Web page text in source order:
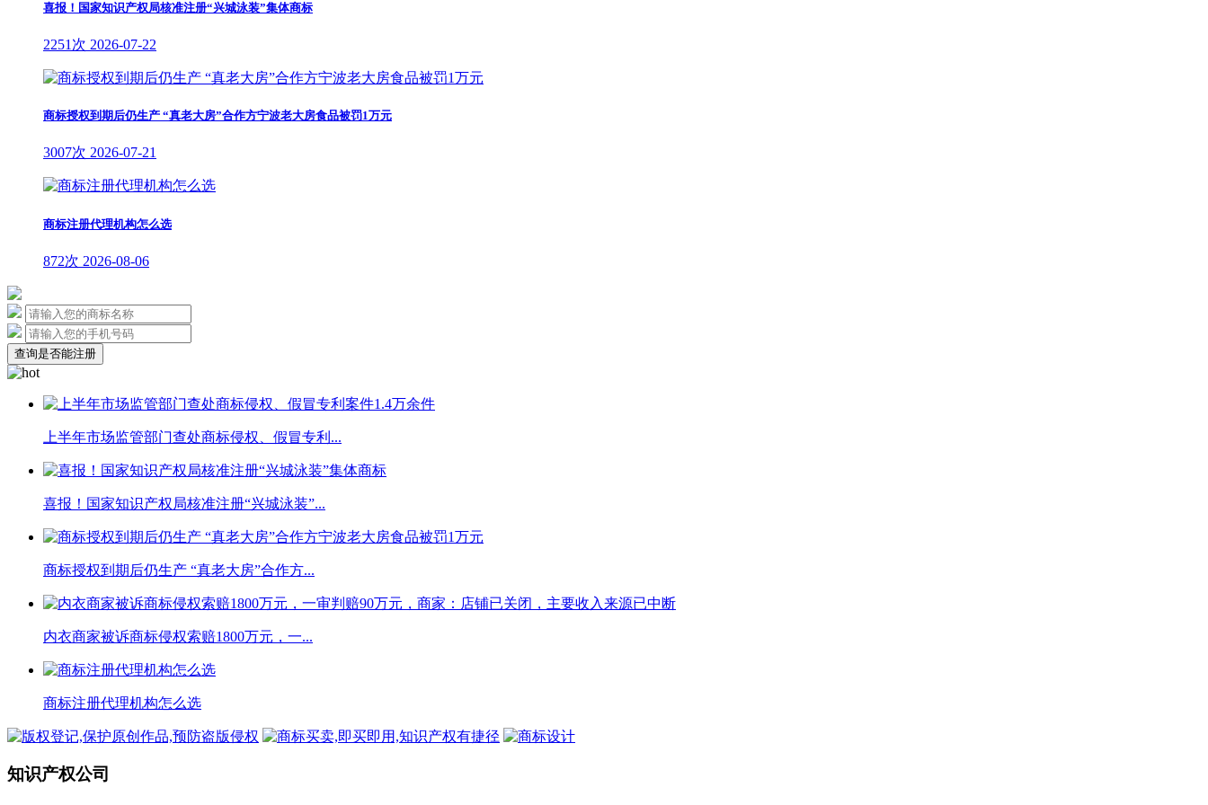
喜报！国家知识产权局核准注册“兴城泳装”集体商标
2251次 2026-07-22
商标授权到期后仍生产 “真老大房”合作方宁波老大房食品被罚1万元
3007次 2026-07-21
商标注册代理机构怎么选
872次 2026-08-06
查询是否能注册
上半年市场监管部门查处商标侵权、假冒专利...
喜报！国家知识产权局核准注册“兴城泳装”...
商标授权到期后仍生产 “真老大房”合作方...
内衣商家被诉商标侵权索赔1800万元，一...
商标注册代理机构怎么选
知识产权公司